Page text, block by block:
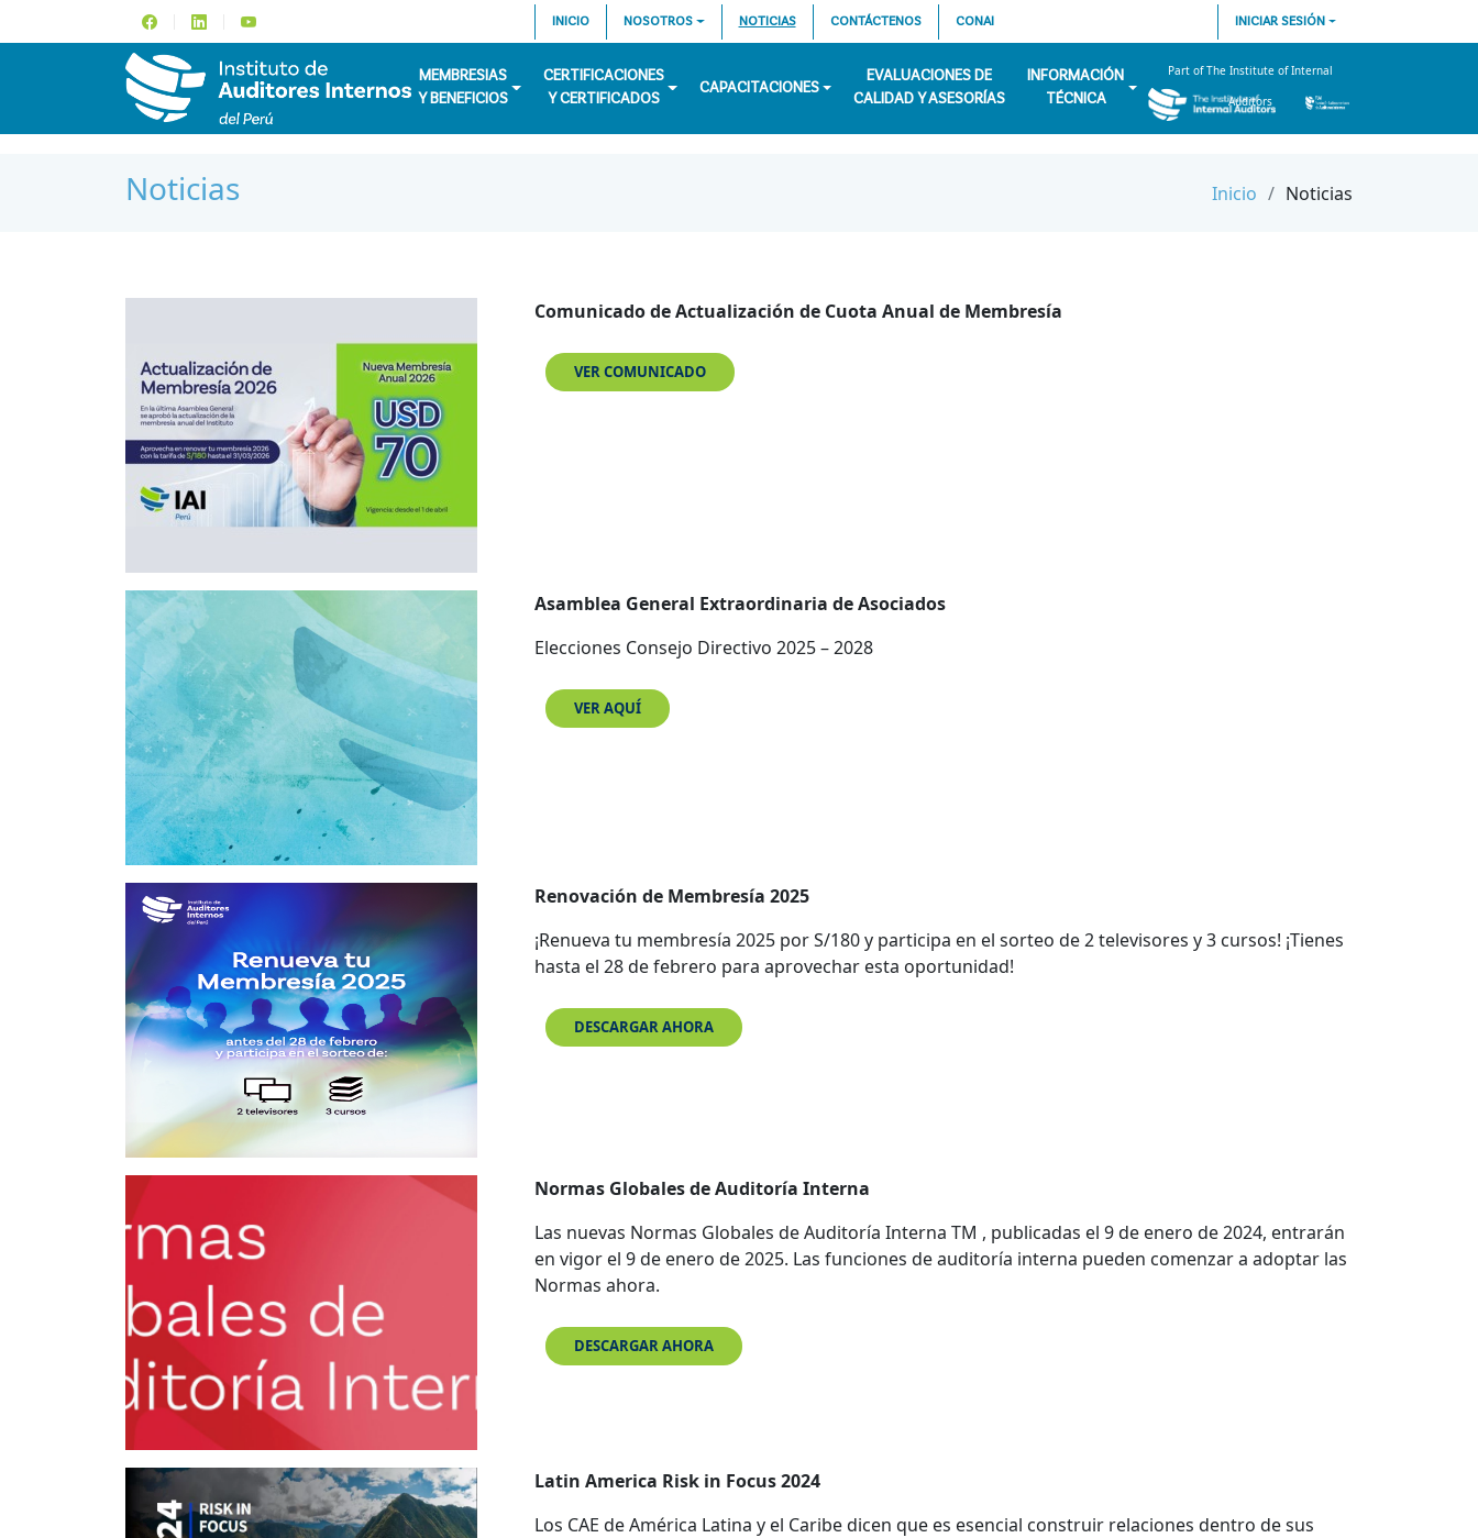
INICIO NOSOTROS NOTICIAS CONTÁCTENOS CONAI INICIAR SESIÓN
MEMBRESIAS
Y BENEFICIOS
CERTIFICACIONES
Y CERTIFICADOS
CAPACITACIONES
EVALUACIONES DE
CALIDAD Y ASESORÍAS
INFORMACIÓN
TÉCNICA
Part of The Institute of Internal
Auditors
Noticias Inicio Noticias
Comunicado de Actualización de Cuota Anual de Membresía
VER COMUNICADO
Asamblea General Extraordinaria de Asociados
Elecciones Consejo Directivo 2025 – 2028
VER AQUÍ
Renovación de Membresía 2025
¡Renueva tu membresía 2025 por S/180 y participa en el sorteo de 2 televisores y 3 cursos! ¡Tienes
hasta el 28 de febrero para aprovechar esta oportunidad!
DESCARGAR AHORA
Normas Globales de Auditoría Interna
Las nuevas Normas Globales de Auditoría Interna TM , publicadas el 9 de enero de 2024, entrarán
en vigor el 9 de enero de 2025. Las funciones de auditoría interna pueden comenzar a adoptar las
Normas ahora.
DESCARGAR AHORA
Latin America Risk in Focus 2024
Los CAE de América Latina y el Caribe dicen que es esencial construir relaciones dentro de sus